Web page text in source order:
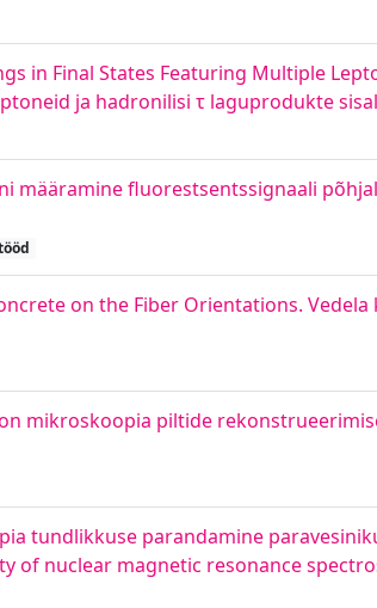
in Final States Featuring Multiple
ja hadronilisi τ laguprodukte
määramine fluorestsentssignaali
on the Fiber Orientations.
mikroskoopia piltide
tundlikkuse parandamine
of nuclear magnetic resonance